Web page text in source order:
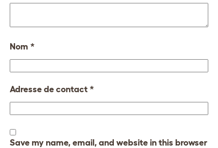
Nom *
Adresse de contact *
Save my name, email, and website in this browser